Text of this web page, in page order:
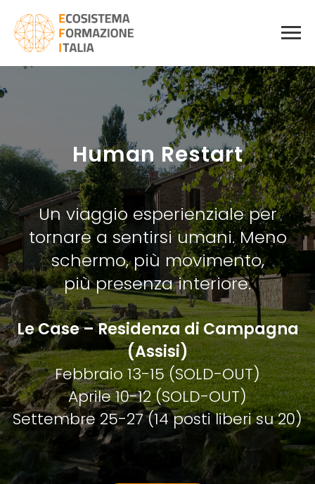
Human Restart
Un viaggio esperienziale per
tornare a sentirsi umani. Meno
schermo, più movimento,
più presenza interiore.
Le Case – Residenza di Campagna
(Assisi)
Febbraio 13-15 (SOLD-OUT)
Aprile 10-12 (SOLD-OUT)
Settembre 25-27 (14 posti liberi su 20)